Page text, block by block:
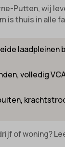
Putten, wij
is thuis in alle
laadpleinen
volledig
of woning?